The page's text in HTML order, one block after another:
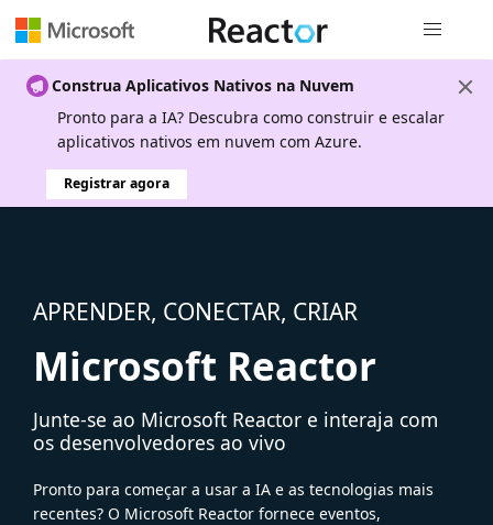
Construa Aplicativos Nativos na Nuvem
Pronto para a IA? Descubra como construir e escalar
aplicativos nativos em nuvem com Azure.
Registrar agora
APRENDER, CONECTAR, CRIAR
Microsoft Reactor
Junte-se ao Microsoft Reactor e interaja com
os desenvolvedores ao vivo
Pronto para começar a usar a IA e as tecnologias mais
recentes? O Microsoft Reactor fornece eventos,